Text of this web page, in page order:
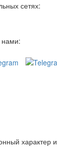
сетях:
нами:
характер